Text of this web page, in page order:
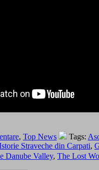
, Top News Tags:
Straveche din Carpati,
Danube Valley, The Lost